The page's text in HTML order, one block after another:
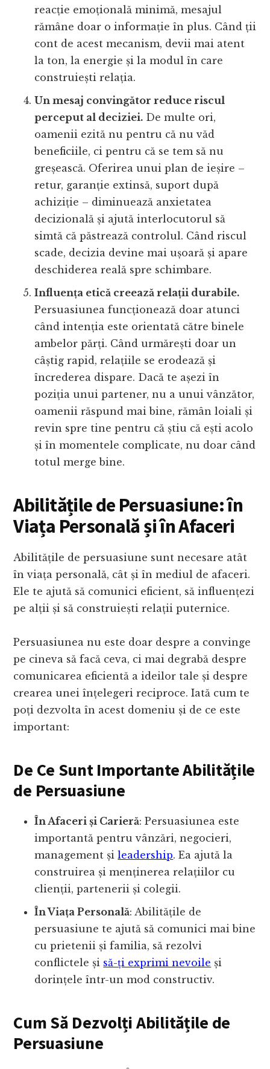
reacție emoțională minimă, mesajul
rămâne doar o informație în plus. Când ții
cont de acest mecanism, devii mai atent
la ton, la energie și la modul în care
construiești relația.
Un mesaj convingător reduce riscul
perceput al deciziei. De multe ori,
oamenii ezită nu pentru că nu văd
beneficiile, ci pentru că se tem să nu
greșească. Oferirea unui plan de ieșire –
retur, garanție extinsă, suport după
achiziție – diminuează anxietatea
decizională și ajută interlocutorul să
simtă că păstrează controlul. Când riscul
scade, decizia devine mai ușoară și apare
deschiderea reală spre schimbare.
Influența etică creează relații durabile.
Persuasiunea funcționează doar atunci
când intenția este orientată către binele
ambelor părți. Când urmărești doar un
câștig rapid, relațiile se erodează și
încrederea dispare. Dacă te așezi în
poziția unui partener, nu a unui vânzător,
oamenii răspund mai bine, rămân loiali și
revin spre tine pentru că știu că ești acolo
și în momentele complicate, nu doar când
totul merge bine.
Abilitățile de Persuasiune: în
Viața Personală și în Afaceri
Abilitățile de persuasiune sunt necesare atât
în viața personală, cât și în mediul de afaceri.
Ele te ajută să comunici eficient, să influențezi
pe alții și să construiești relații puternice.
Persuasiunea nu este doar despre a convinge
pe cineva să facă ceva, ci mai degrabă despre
comunicarea eficientă a ideilor tale și despre
crearea unei înțelegeri reciproce. Iată cum te
poți dezvolta în acest domeniu și de ce este
important:
De Ce Sunt Importante Abilitățile
de Persuasiune
În Afaceri și Carieră: Persuasiunea este
importantă pentru vânzări, negocieri,
management șileadership. Ea ajută la
construirea și menținerea relațiilor cu
clienții, partenerii și colegii.
În Viața Personală: Abilitățile de
persuasiune te ajută să comunici mai bine
cu prietenii și familia, să rezolvi
conflictele și să-ți exprimi nevoile și
dorințele într-un mod constructiv.
Cum Să Dezvolți Abilitățile de
Persuasiune